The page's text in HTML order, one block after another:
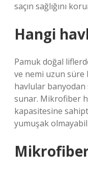
saçın sağlığını
Hangi
Pamuk doğal
ve nemi uzun
havlular
sunar. Mikrofiber
kapasitesine
yumuşak